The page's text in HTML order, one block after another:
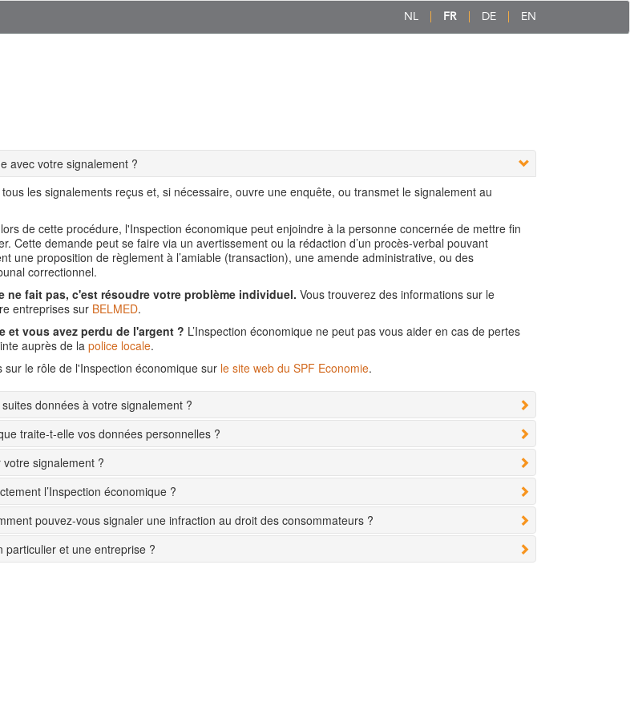
NL FR DE EN
avec votre signalement ?
tous les signalements reçus et, si nécessaire, ouvre une enquête, ou transmet le signalement au
de cette procédure, l'Inspection économique peut enjoindre à la personne concernée de mettre fin
Cette demande peut se faire via un avertissement ou la rédaction d’un procès-verbal pouvant
une proposition de règlement à l’amiable (transaction), une amende administrative, ou des
correctionnel.
ne fait pas, c'est résoudre votre problème individuel. Vous trouverez des informations sur le
entreprises sur BELMED.
et vous avez perdu de l'argent ? L’Inspection économique ne peut pas vous aider en cas de pertes
auprès de la police locale.
le rôle de l'Inspection économique sur le site web du SPF Economie.
données à votre signalement ?
traite-t-elle vos données personnelles ?
signalement ?
l’Inspection économique ?
pouvez-vous signaler une infraction au droit des consommateurs ?
particulier et une entreprise ?